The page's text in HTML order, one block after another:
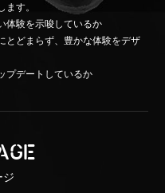
す。
体験を示唆しているか
とどまらず、豊かな体験をデザ
プデートしているか
ジ